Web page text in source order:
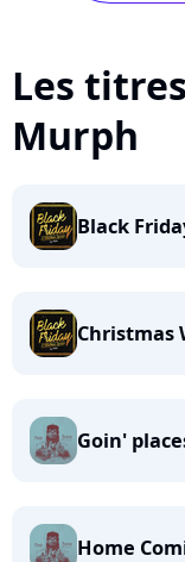
Les
Murph
Black
Christmas
Goin'
Home